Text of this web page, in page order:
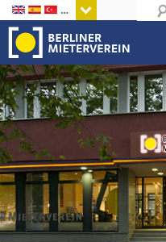
Sprachen